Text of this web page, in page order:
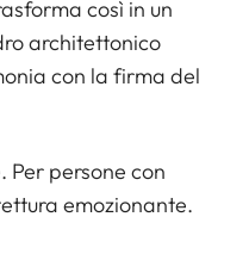
così in un
architettonico
con la firma del
Per persone con
emozionante.